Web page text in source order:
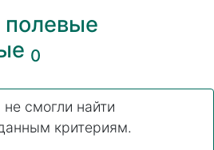
полевые
0
смогли найти
критериям.